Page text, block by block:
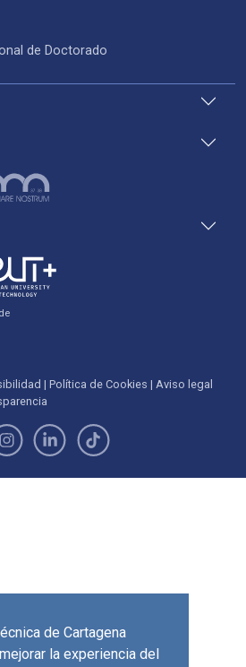
de Cartagena
la experiencia del
Política de Cookies
Aviso legal
de Doctorado